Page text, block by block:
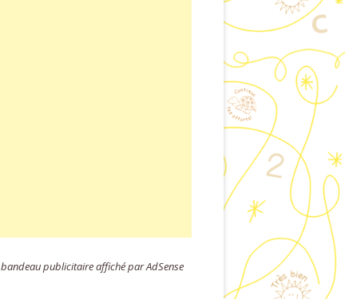
bandeau publicitaire affiché par AdSense